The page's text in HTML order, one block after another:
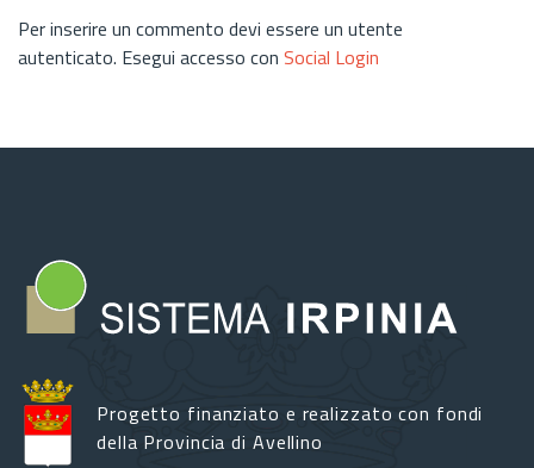
Per inserire un commento devi essere un utente
autenticato. Esegui accesso con Social Login
Progetto finanziato e realizzato con fondi
della Provincia di Avellino